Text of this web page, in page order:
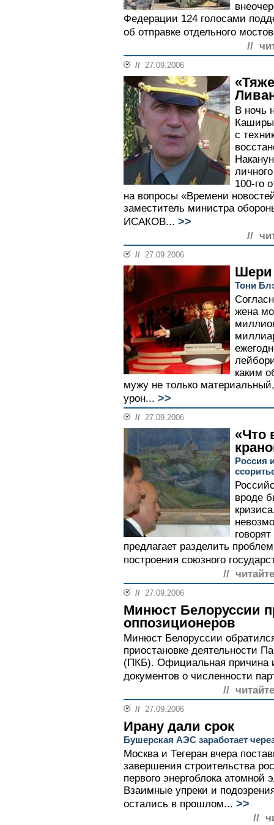
Федерации 124 голосами
об отправке отдельного
//
// 27.09.2006
В ночь
с
100-го
на вопросы «Времени
заместитель министра
ИСАКОВ... >>
//
// 27.09.2006
Шери
Тони
жена
каким
мужу не только
урон... >>
// 27.09.2006
«Что
Россия
вроде
предлагает разделить
построения союзного
//
// 27.09.2006
Минюст Белоруссии
оппозиционеров
Минюст Белоруссии
приостановке деятельности
(ПКБ). Официальная причина
документов о численности
//
// 27.09.2006
Ирану дали срок
Бушерская АЭС заработает
Москва и Тегеран вчера
завершения строительства
первого энергоблока атомной
Взаимные упреки и
остались в прошлом... >>
//